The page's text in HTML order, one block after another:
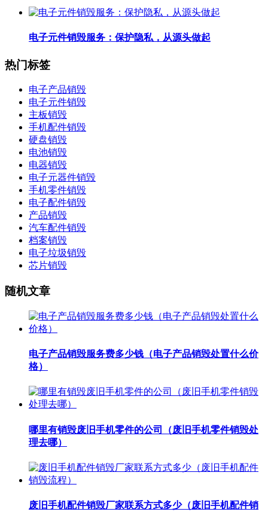
电子元件销毁服务：保护隐私，从源头做起
热门标签
电子产品销毁
电子元件销毁
主板销毁
手机配件销毁
硬盘销毁
电池销毁
电器销毁
电子元器件销毁
手机零件销毁
电子配件销毁
产品销毁
汽车配件销毁
档案销毁
电子垃圾销毁
芯片销毁
随机文章
电子产品销毁服务费多少钱（电子产品销毁处置什么价
格）
哪里有销毁废旧手机零件的公司（废旧手机零件销毁处
理去哪）
废旧手机配件销毁厂家联系方式多少（废旧手机配件销